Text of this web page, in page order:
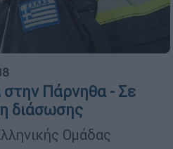
Πάρνηθα - Σε
διάσωσης
Ομάδας